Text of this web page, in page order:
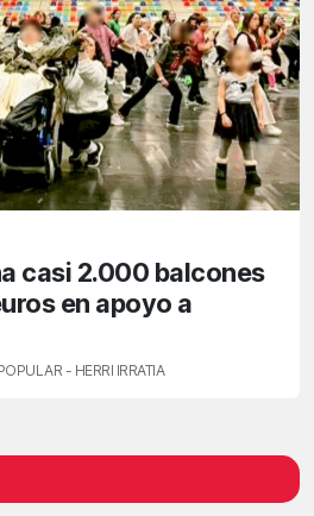
casi 2.000 balcones
en apoyo a
- HERRI IRRATIA